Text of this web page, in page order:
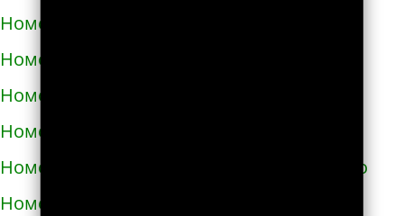
Номера телефонов такси в Самборе
Номера телефонов такси в Сарнах
Номера телефонов такси в Сваляве
Номера телефонов такси в Светловодске
Номера телефонов такси в Синельниково
Номера телефонов такси в Скадовске